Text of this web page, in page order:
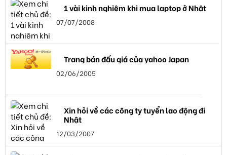
1 vài kinh nghiệm khi mua laptop ở Nhật
07/07/2008
Trang bán đấu giá của yahoo Japan
02/06/2005
Xin hỏi về các công ty tuyển lao động đi
Nhật
12/03/2007